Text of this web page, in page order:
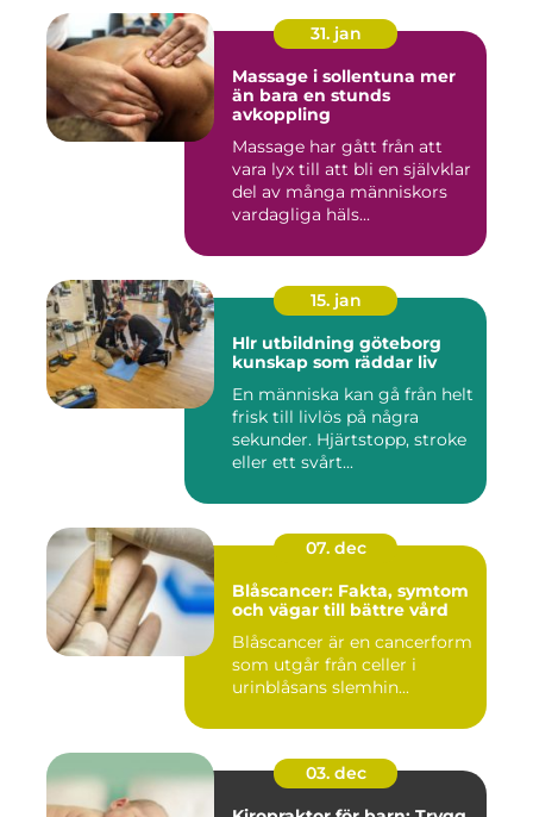
31. jan
Massage i sollentuna mer
än bara en stunds
avkoppling
Massage har gått från att
vara lyx till att bli en självklar
del av många människors
vardagliga häls...
15. jan
Hlr utbildning göteborg
kunskap som räddar liv
En människa kan gå från helt
frisk till livlös på några
sekunder. Hjärtstopp, stroke
eller ett svårt...
07. dec
Blåscancer: Fakta, symtom
och vägar till bättre vård
Blåscancer är en cancerform
som utgår från celler i
urinblåsans slemhin...
03. dec